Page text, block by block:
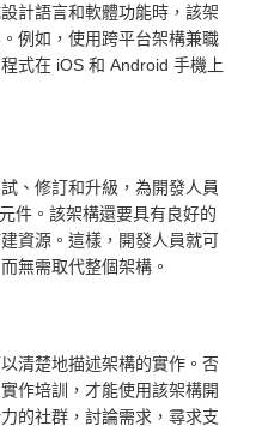
計語言和軟體功能時，該架
例如，使用跨平台架構兼職
式在 iOS 和 Android 手機上
、修訂和升級，為開發人員
件。該架構還要具有良好的
資源。這樣，開發人員就可
無需取代整個架構。
清楚地描述架構的實作。否
作培訓，才能使用該架構開
的社群，討論需求，尋求支